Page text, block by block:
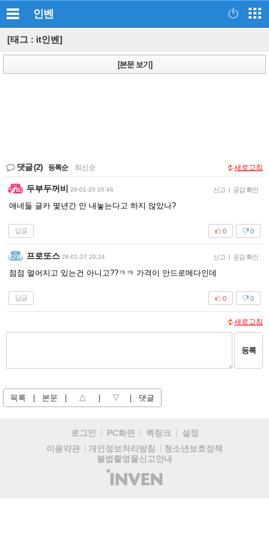
인벤
[태그 : it인벤]
[본문 보기]
댓글(2) 등록순 최신순 새로고침
두부두꺼비 26-01-20 20:46 신고 | 공감 확인
애네들 글카 몇년간 안 내놓는다고 하지 않았나?
답글 0
0
프로또스 26-01-27 20:24 신고 | 공감 확인
점점 멀어지고 있는건 아니고??ㅋㅋ 가격이 안드로메다인데
답글 0
0
새로고침
등록
목록 본문 △ ▽ 댓글
로그인 PC화면 퀵링크
설정
이용약관
개인정보처리방침
청소년보호정책
불법촬영물신고안내
(주)
인